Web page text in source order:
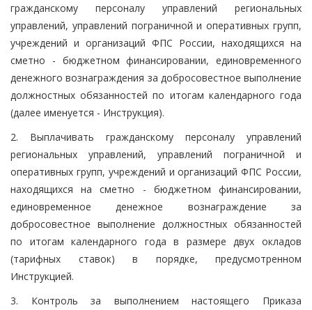
гражданскому персоналу управлений региональных
управлений, управлений пограничной и оперативных групп,
учреждений и организаций ФПС России, находящихся на
сметно - бюджетном финансировании, единовременного
денежного вознаграждения за добросовестное выполнение
должностных обязанностей по итогам календарного года
(далее именуется - Инструкция).
2. Выплачивать гражданскому персоналу управлений
региональных управлений, управлений пограничной и
оперативных групп, учреждений и организаций ФПС России,
находящихся на сметно - бюджетном финансировании,
единовременное денежное вознаграждение за
добросовестное выполнение должностных обязанностей
по итогам календарного года в размере двух окладов
(тарифных ставок) в порядке, предусмотренном
Инструкцией.
3. Контроль за выполнением настоящего Приказа